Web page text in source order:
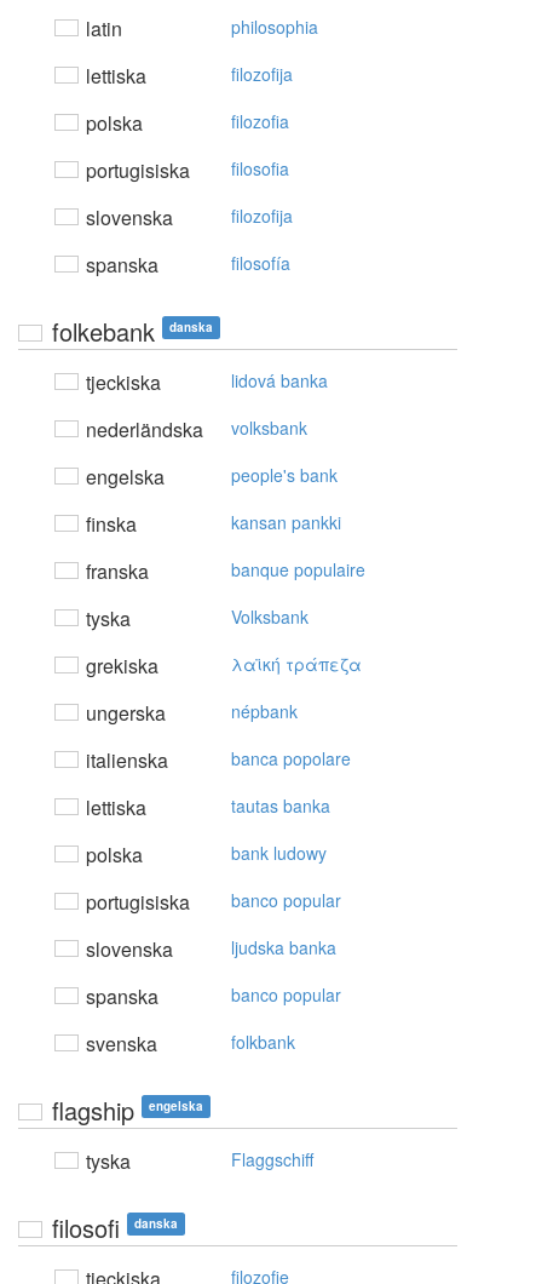
latin philosophia
lettiska filozofija
polska filozofia
portugisiska filosofia
slovenska filozofija
spanska filosofía
folkebank danska
tjeckiska lidová banka
nederländska volksbank
engelska people's bank
finska kansan pankki
franska banque populaire
tyska Volksbank
grekiska λαϊκή τράπεζα
ungerska népbank
italienska banca popolare
lettiska tautas banka
polska bank ludowy
portugisiska banco popular
slovenska ljudska banka
spanska banco popular
svenska folkbank
flagship engelska
tyska Flaggschiff
filosofi danska
filozofie